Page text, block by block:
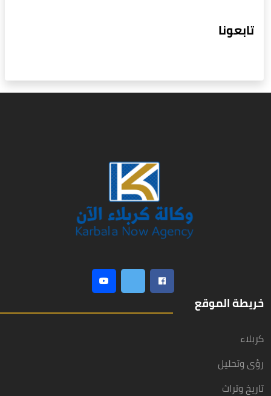
تابعونا
خريطة الموقع
كربلاء
رؤى وتحليل
تاريخ وتراث